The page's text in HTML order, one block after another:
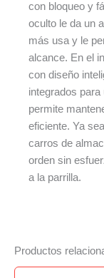
con bloqueo y
oculto le da un
más usa y le
alcance. En el
con diseño
integrados
permite
eficiente. Ya
carros de
orden sin
a la parrilla.
Productos